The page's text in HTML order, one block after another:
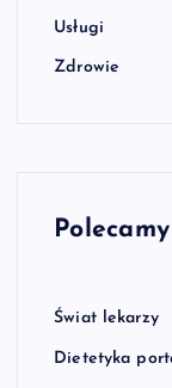
Usługi
Zdrowie
Polecamy
Świat lekarzy
Dietetyka